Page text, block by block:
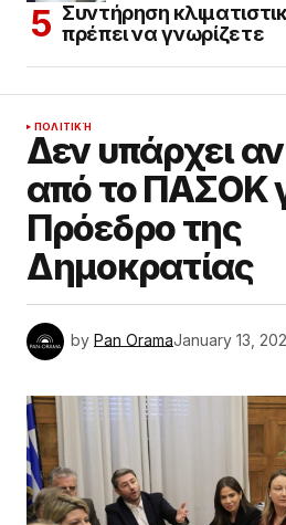
Συντήρηση
πρέπει να γνωρίζετε
ΠΟΛΙΤΙΚΉ
Δεν υπάρχει
από το ΠΑΣΟΚ
Πρόεδρο της
Δημοκρατίας
by Pan OramaJanuary 13,